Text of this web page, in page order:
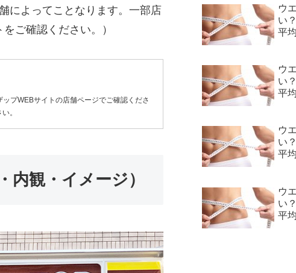
によってことなります。一部店
ご確認ください。）
プWEBサイトの店舗ページでご確認くださ
。
内観・イメージ）
ウ
い
平
ウ
い
平
ウ
い
平
ウ
い
平